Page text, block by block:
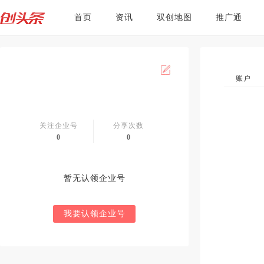
首页 资讯 双创地图 推广通
关注企业号
0
分享次数
0
暂无认领企业号
我要认领企业号
账户